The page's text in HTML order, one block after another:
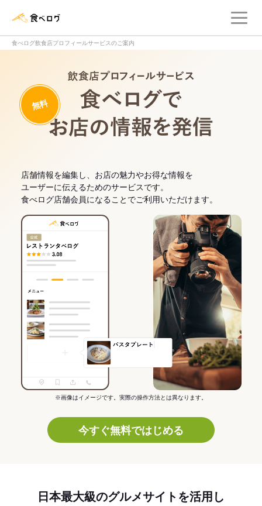
食べログ飲食店プロフィールサービスのご案内
無料
店舗情報を編集し、お店の魅力やお得な情報を
ユーザーに伝えるためのサービスです。
食べログ店舗会員になることでご利用いただけます。
※画像はイメージです。実際の操作方法とは異なります。
今すぐ無料ではじめる
日本最大級のグルメサイトを活用し